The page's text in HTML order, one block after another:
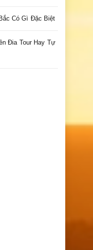
Có Gì Đặc Biệt
Đia Tour Hay Tự